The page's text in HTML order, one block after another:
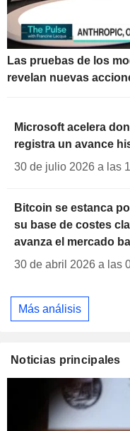
Las pruebas de los
revelan nuevas
Microsoft acelera
registra un avance
30 de julio 2026 a las
Bitcoin se estanca
su base de costes
avanza el mercado
30 de abril 2026 a las
Más análisis
Noticias principales